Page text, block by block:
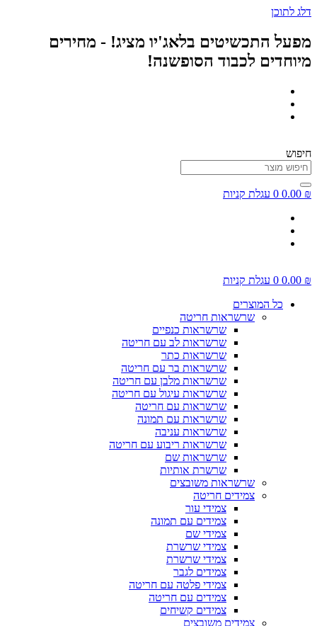
דלג לתוכן
מפעל התכשיטים בלאג'יו מציג! - מחירים
מיוחדים לכבוד הסופשנה!
חיפוש
0.00 ₪
0 עגלת קניות
0.00 ₪
0 עגלת קניות
כל המוצרים
שרשראות חריטה
שרשראות כנפיים
שרשראות לב עם חריטה
שרשראות כתר
שרשראות בר עם חריטה
שרשראות מלבן עם חריטה
שרשראות עיגול עם חריטה
שרשראות עם חריטה
שרשראות עם תמונה
שרשראות עניבה
שרשראות ריבוע עם חריטה
שרשראות שם
שרשרת אותיות
שרשראות משובצים
צמידים חריטה
צמידי עור
צמידים עם תמונה
צמידי שם
צמידי שרשרת
צמידי שרשרת
צמידים לגבר
צמידי פלטה עם חריטה
צמידים עם חריטה
צמידים קשיחים
צמידים משובצים